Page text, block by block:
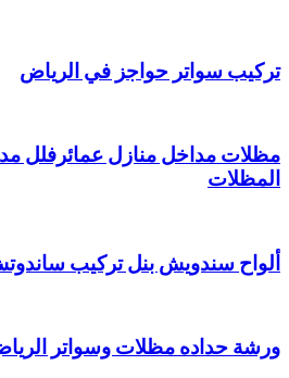
تركيب سواتر حواجز في الرياض
مظلات مداخل منازل عمائرفلل
المظلات
ألواح سندويش بنل تركيب
ورشة حداده مظلات وسواتر